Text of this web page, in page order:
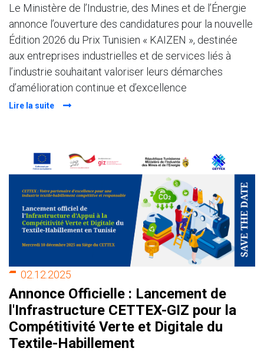
Le Ministère de l’Industrie, des Mines et de l’Énergie
annonce l’ouverture des candidatures pour la nouvelle
Édition 2026 du Prix Tunisien « KAIZEN », destinée
aux entreprises industrielles et de services liés à
l’industrie souhaitant valoriser leurs démarches
d’amélioration continue et d’excellence
Lire la suite
02.12.2025
Annonce Officielle : Lancement de
l'Infrastructure CETTEX-GIZ pour la
Compétitivité Verte et Digitale du
Textile-Habillement